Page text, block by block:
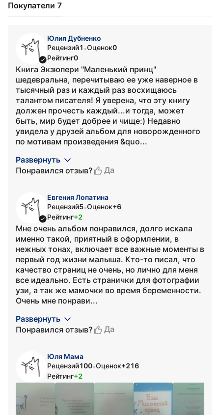
Покупатели 7
Юлия Дубненко
Рецензий1 •Оценок0
Рейтинг0
Книга Экзюпери "Маленький принц"
шедевральна, перечитываю ее уже наверное в
тысячный раз и каждый раз восхищаюсь
талантом писателя! Я уверена, что эту книгу
должен прочесть каждый...и тогда, может
быть, мир будет добрее и чище:) Недавно
увидела у друзей альбом для новорожденного
по мотивам произведения &quo...
Развернуть
Понравился отзыв?
Да
Евгения Лопатина
Рецензий5•Оценок+6
Рейтинг+2
Мне очень альбом понравился, долго искала
именно такой, приятный в оформлении, в
нежных тонах, включает все важные моменты в
первый год жизни малыша. Кто-то писал, что
качество страниц не очень, но лично для меня
все идеально. Есть странички для фотографии
узи, а так же мамочки во время беременности.
Очень мне понрави...
Развернуть
Понравился отзыв?
Да
Юля Мама
Рецензий100•Оценок+216
Рейтинг+2